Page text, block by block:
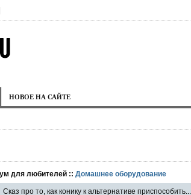
НОВОЕ НА САЙТЕ
для любителей :: Домашнее оборудование
Сказ про то, как конику к альтернативе приспособить...